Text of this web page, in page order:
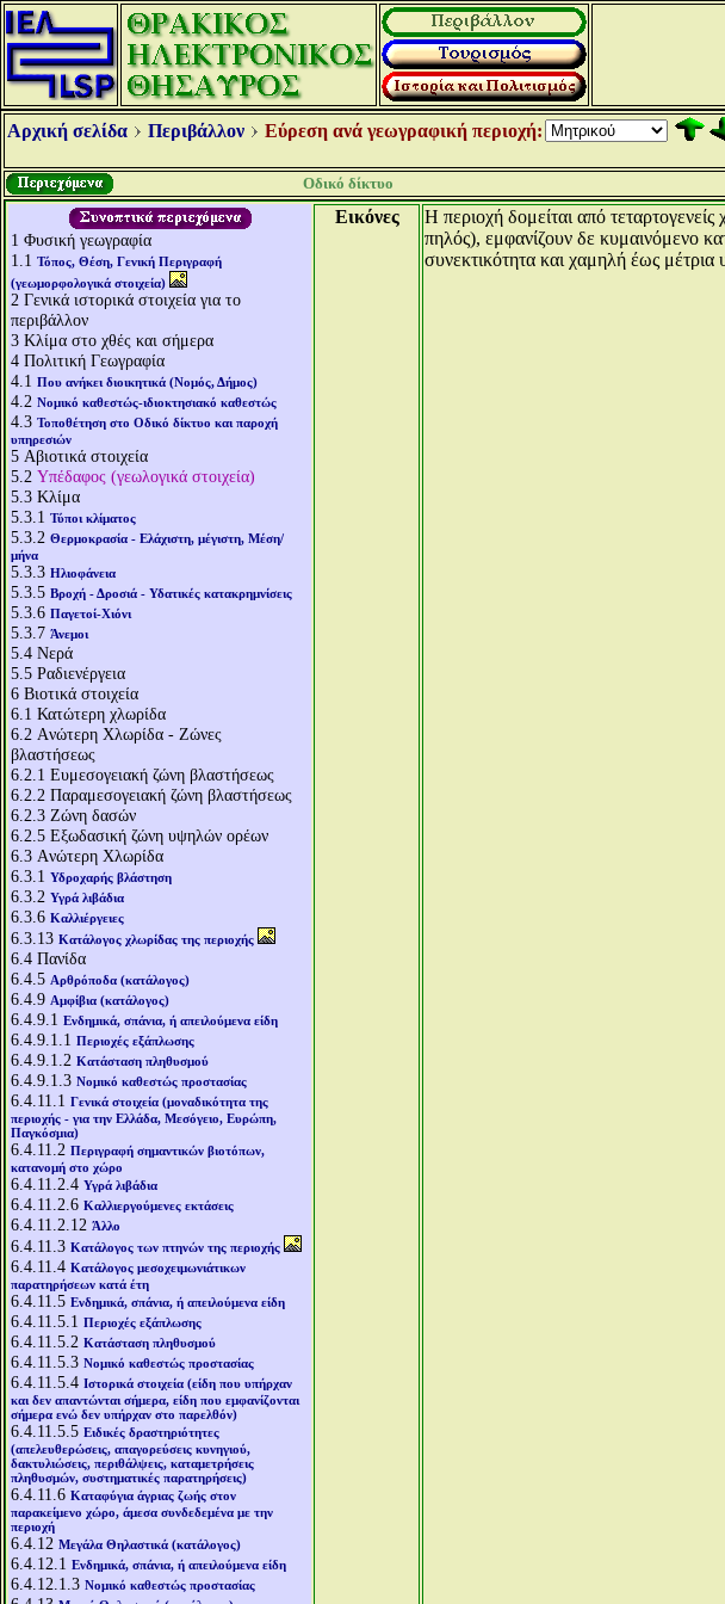
Αρχική σελίδα Περιβάλλον Εύρεση ανά γεωγραφική περιοχή:
Οδικό δίκτυο
1 Φυσική γεωγραφία
1.1 Τόπος, Θέση, Γενική Περιγραφή
(γεωμορφολογικά στοιχεία)
2 Γενικά ιστορικά στοιχεία για το
περιβάλλον
3 Κλίμα στο χθές και σήμερα
4 Πολιτική Γεωγραφία
4.1 Που ανήκει διοικητικά (Νομός, Δήμος)
4.2 Νομικό καθεστώς-ιδιοκτησιακό καθεστώς
4.3 Τοποθέτηση στο Οδικό δίκτυο και παροχή
υπηρεσιών
5 Αβιοτικά στοιχεία
5.2 Υπέδαφος (γεωλογικά στοιχεία)
5.3 Κλίμα
5.3.1 Τύποι κλίματος
5.3.2 Θερμοκρασία - Ελάχιστη, μέγιστη, Μέση/
μήνα
5.3.3 Ηλιοφάνεια
5.3.5 Βροχή - Δροσιά - Υδατικές κατακρημνίσεις
5.3.6 Παγετοί-Χιόνι
5.3.7 Άνεμοι
5.4 Νερά
5.5 Ραδιενέργεια
6 Βιοτικά στοιχεία
6.1 Κατώτερη χλωρίδα
6.2 Aνώτερη Χλωρίδα - Ζώνες
βλαστήσεως
6.2.1 Ευμεσογειακή ζώνη βλαστήσεως
6.2.2 Παραμεσογειακή ζώνη βλαστήσεως
6.2.3 Ζώνη δασών
6.2.5 Εξωδασική ζώνη υψηλών ορέων
6.3 Aνώτερη Χλωρίδα
6.3.1 Υδροχαρής βλάστηση
6.3.2 Υγρά λιβάδια
6.3.6 Καλλιέργειες
6.3.13 Κατάλογος χλωρίδας της περιοχής
6.4 Πανίδα
6.4.5 Αρθρόποδα (κατάλογος)
6.4.9 Αμφίβια (κατάλογος)
6.4.9.1 Ενδημικά, σπάνια, ή απειλούμενα είδη
6.4.9.1.1 Περιοχές εξάπλωσης
6.4.9.1.2 Κατάσταση πληθυσμού
6.4.9.1.3 Νομικό καθεστώς προστασίας
6.4.11.1 Γενικά στοιχεία (μοναδικότητα της
περιοχής - για την Ελλάδα, Μεσόγειο, Ευρώπη,
Παγκόσμια)
6.4.11.2 Περιγραφή σημαντικών βιοτόπων,
κατανομή στο χώρο
6.4.11.2.4 Υγρά λιβάδια
6.4.11.2.6 Καλλιεργούμενες εκτάσεις
6.4.11.2.12 Άλλο
6.4.11.3 Κατάλογος των πτηνών της περιοχής
6.4.11.4 Κατάλογος μεσοχειμωνιάτικων
παρατηρήσεων κατά έτη
6.4.11.5 Ενδημικά, σπάνια, ή απειλούμενα είδη
6.4.11.5.1 Περιοχές εξάπλωσης
6.4.11.5.2 Κατάσταση πληθυσμού
6.4.11.5.3 Νομικό καθεστώς προστασίας
6.4.11.5.4 Ιστορικά στοιχεία (είδη που υπήρχαν
και δεν απαντώνται σήμερα, είδη που εμφανίζονται
σήμερα ενώ δεν υπήρχαν στο παρελθόν)
6.4.11.5.5 Ειδικές δραστηριότητες
(απελευθερώσεις, απαγορεύσεις κυνηγιού,
δακτυλιώσεις, περιθάλψεις, καταμετρήσεις
πληθυσμών, συστηματικές παρατηρήσεις)
6.4.11.6 Καταφύγια άγριας ζωής στον
παρακείμενο χώρο, άμεσα συνδεδεμένα με την
περιοχή
6.4.12 Μεγάλα Θηλαστικά (κατάλογος)
6.4.12.1 Ενδημικά, σπάνια, ή απειλούμενα είδη
6.4.12.1.3 Νομικό καθεστώς προστασίας
Εικόνες
Η περιοχή δομείται από
πηλός), εμφανίζουν δε κυμαινόμενο
συνεκτικότητα και χαμηλή έως μέτρια